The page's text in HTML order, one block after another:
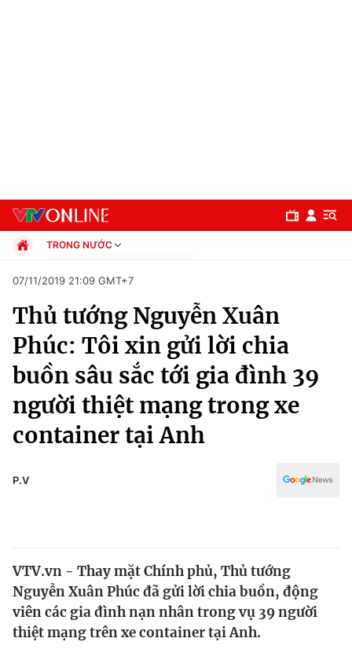
Chuyên mục
Chính trị
Xã hội
Pháp luật
Tin tức
Thế giới đó đây
Câu chuyện quốc tế
Kinh tế
Tài chính
Dữ liệu và đời sống
TRONG NƯỚC
Xã hội
Pháp luật
Thể thao
Truyền hình
Văn hóa - Giải trí
Y tế
Đời sống
07/11/2019 21:09 GMT+7
Thủ tướng Nguyễn Xuân
Phúc: Tôi xin gửi lời chia
buồn sâu sắc tới gia đình 39
người thiệt mạng trong xe
container tại Anh
P.V
VTV.vn - Thay mặt Chính phủ, Thủ tướng
Nguyễn Xuân Phúc đã gửi lời chia buồn, động
viên các gia đình nạn nhân trong vụ 39 người
thiệt mạng trên xe container tại Anh.